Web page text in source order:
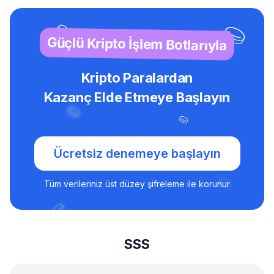
Güçlü Kripto İşlem Botlarıyla
Kripto Paralardan
Kazanç Elde Etmeye Başlayın
Ücretsiz denemeye başlayın
Tüm verileriniz üst düzey şifreleme ile korunur
SSS